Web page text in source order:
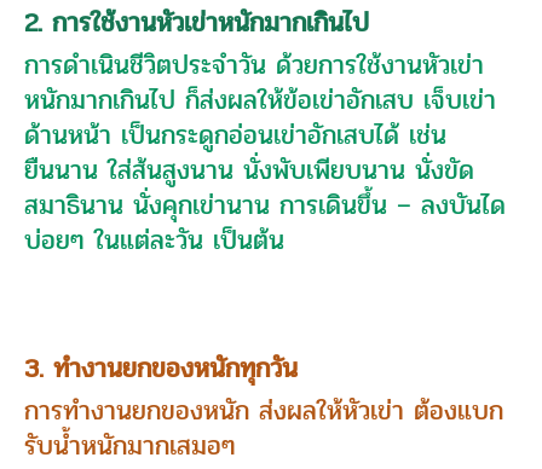
2. การใช้งานหัวเข่าหนักมากเกินไป
การดำเนินชีวิตประจำวัน ด้วยการใช้งานหัวเข่า
หนักมากเกินไป ก็ส่งผลให้ข้อเข่าอักเสบ เจ็บเข่า
ด้านหน้า เป็นกระดูกอ่อนเข่าอักเสบได้ เช่น
ยืนนาน ใส่ส้นสูงนาน นั่งพับเพียบนาน นั่งขัด
สมาธินาน นั่งคุกเข่านาน การเดินขึ้น – ลงบันได
บ่อยๆ ในแต่ละวัน เป็นต้น
3. ทำงานยกของหนักทุกวัน
การทำงานยกของหนัก ส่งผลให้หัวเข่า ต้องแบก
รับน้ำหนักมากเสมอๆ